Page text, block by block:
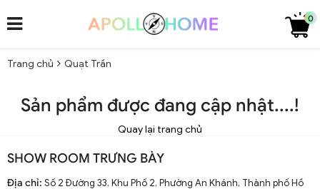
0
Trang chủ Quạt Trần
Sản phẩm được đang cập nhật....!
Quay lại trang chủ
SHOW ROOM TRƯNG BÀY
Địa chỉ: Số 2 Đường 33, Khu Phố 2, Phường An Khánh, Thành phố Hồ